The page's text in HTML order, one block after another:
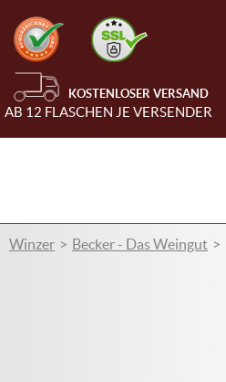
KOSTENLOSER VERSAND
AB 12 FLASCHEN JE VERSENDER
Winzer Becker - Das Weingut